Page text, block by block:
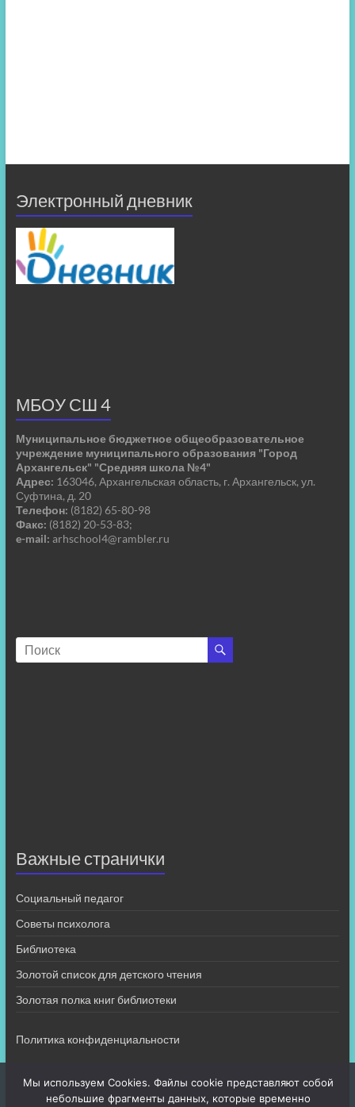
Электронный дневник
МБОУ СШ 4
Муниципальное бюджетное общеобразовательное
учреждение муниципального образования "Город
Архангельск" "Средняя школа №4"
Адрес: 163046, Архангельская область, г. Архангельск, ул.
Суфтина, д. 20
Телефон: (8182) 65-80-98
Факс: (8182) 20-53-83;
e-mail: arhschool4@rambler.ru
Важные странички
Социальный педагог
Советы психолога
Библиотека
Золотой список для детского чтения
Золотая полка книг библиотеки
Политика конфиденциальности
Мы используем Cookies. Файлы cookie представляют собой
небольшие фрагменты данных, которые временно